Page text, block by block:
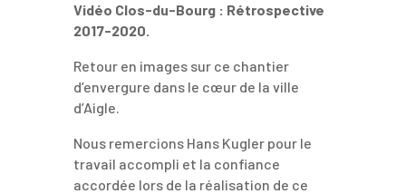
Vidéo Clos-du-Bourg : Rétrospective
2017-2020.
Retour en images sur ce chantier
d’envergure dans le cœur de la ville
d’Aigle.
Nous remercions Hans Kugler pour le
travail accompli et la confiance
accordée lors de la réalisation de ce